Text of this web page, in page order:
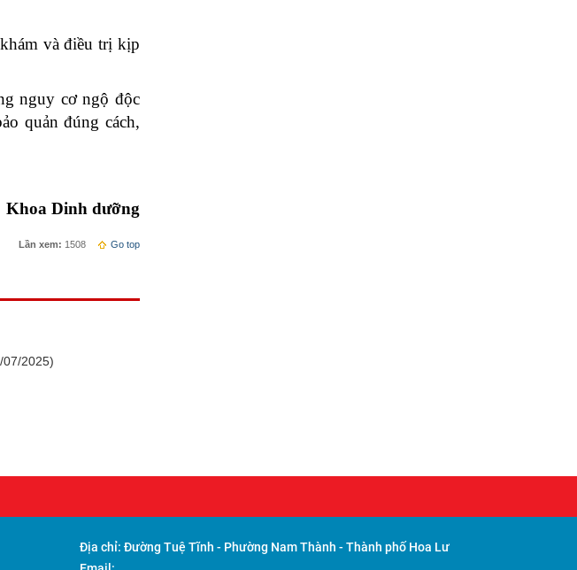
và điều trị kịp
nguy cơ ngộ độc
quản đúng cách,
Khoa Dinh dưỡng
Lần xem: 1508 Go top
07/2025)
Địa chỉ: Đường Tuệ Tĩnh - Phường Nam Thành - Thành phố Hoa Lư